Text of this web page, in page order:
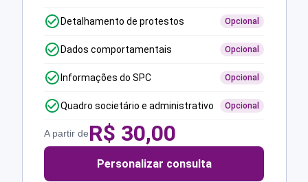
Detalhamento de protestos Opcional
Dados comportamentais Opcional
Informações do SPC Opcional
Quadro societário e administrativo Opcional
A partir deR$ 30,00
Personalizar consulta